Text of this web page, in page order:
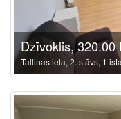
Dzīvoklis, 320.00
Tallinas iela, 2. stāvs, 1